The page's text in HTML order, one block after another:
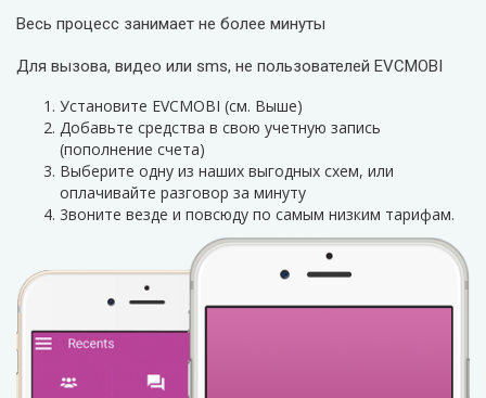
Весь процесс занимает не более минуты
Для вызова, видео или sms, не пользователей EVCMOBI
Установите EVCMOBI (см. Выше)
Добавьте средства в свою учетную запись
(пополнение счета)
Выберите одну из наших выгодных схем, или
оплачивайте разговор за минуту
3воните везде и повсюду по самым низким тарифам.